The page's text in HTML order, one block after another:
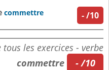
-/10
commettre
les exercices - verbe
commettre
- /10